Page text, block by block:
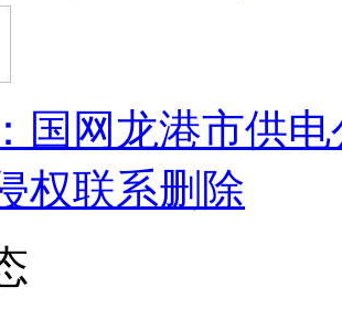
国网龙港市供
权联系删除